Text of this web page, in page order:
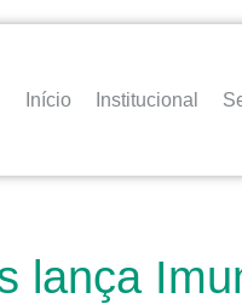
Início Institucional
lança